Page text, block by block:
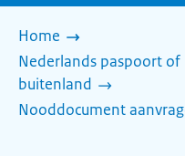
Home
Nederlands paspoort
buitenland
Nooddocument